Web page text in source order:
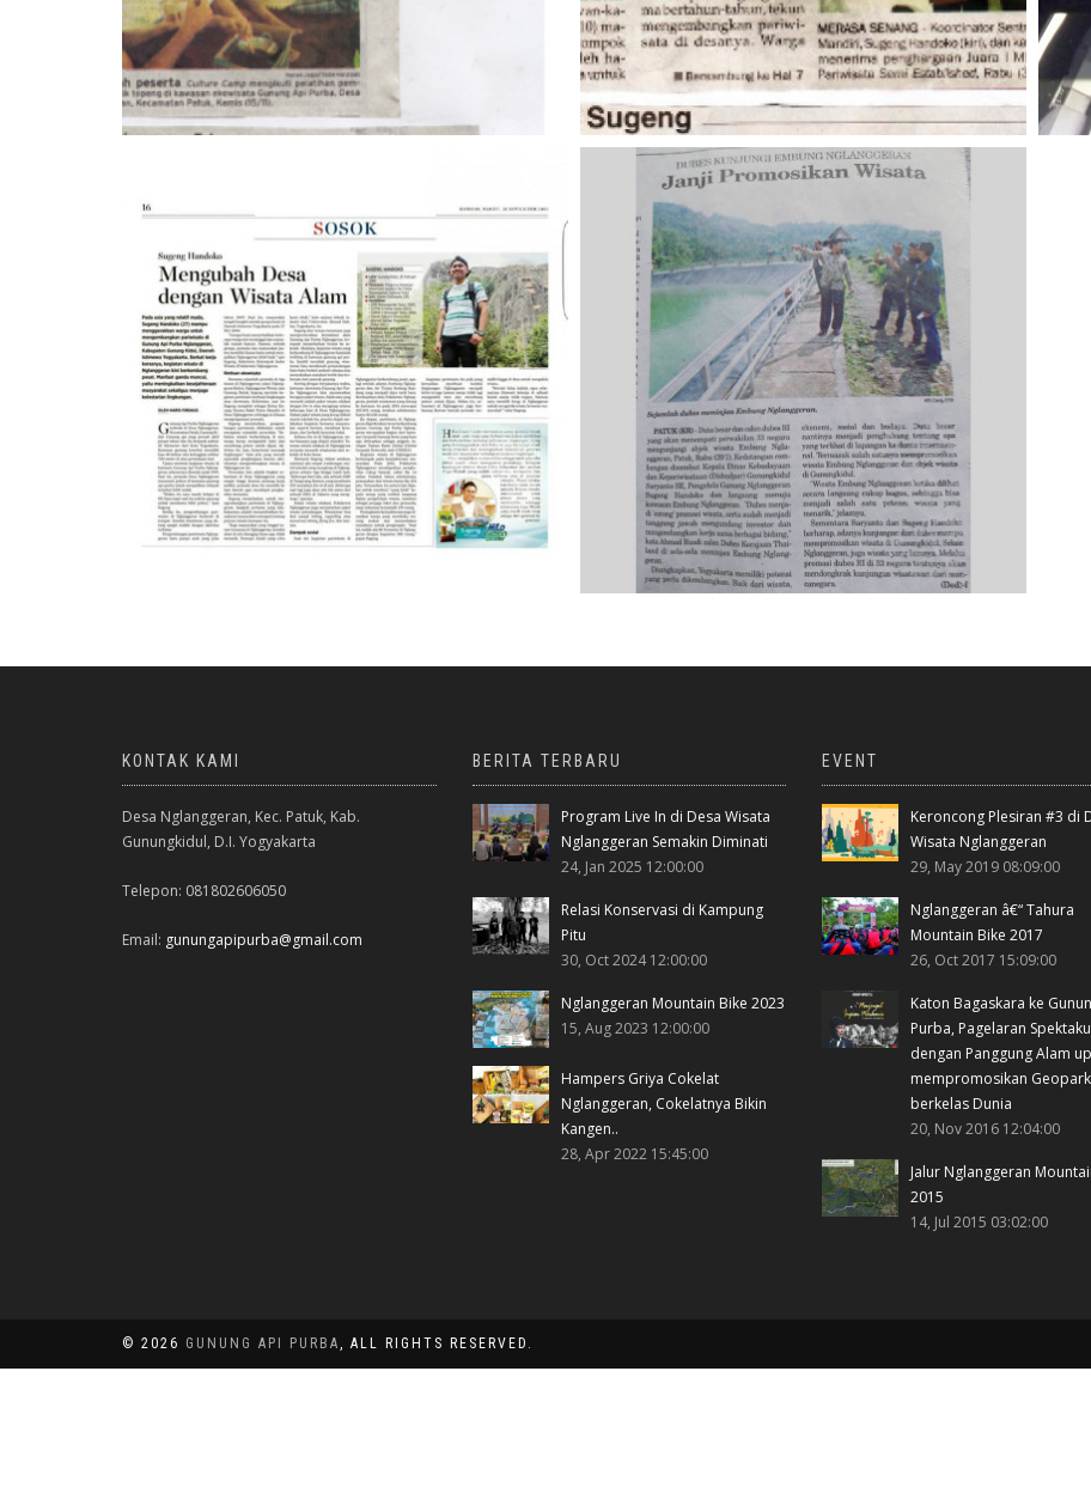
KONTAK KAMI
Desa Nglanggeran, Kec. Patuk, Kab.
Gunungkidul, D.I. Yogyakarta
Telepon: 081802606050
Email: gunungapipurba@gmail.com
BERITA TERBARU
Program Live In di Desa Wisata
Nglanggeran Semakin Diminati
24, Jan 2025 12:00:00
Relasi Konservasi di Kampung
Pitu
30, Oct 2024 12:00:00
Nglanggeran Mountain Bike 2023
15, Aug 2023 12:00:00
Hampers Griya Cokelat
Nglanggeran, Cokelatnya Bikin
Kangen..
28, Apr 2022 15:45:00
EVENT
Keroncong Plesiran #3 di
Wisata Nglanggeran
29, May 2019 08:09:00
Nglanggeran â€“ Tahura
Mountain Bike 2017
26, Oct 2017 15:09:00
Katon Bagaskara ke
Purba, Pagelaran
dengan Panggung Alam
mempromosikan Geopark
berkelas Dunia
20, Nov 2016 12:04:00
Jalur Nglanggeran
2015
14, Jul 2015 03:02:00
© 2026 GUNUNG API PURBA, ALL RIGHTS RESERVED.